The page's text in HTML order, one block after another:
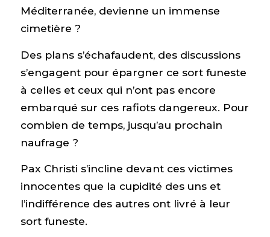
Méditerranée, devienne un immense
cimetière ?
Des plans s’échafaudent, des discussions
s’engagent pour épargner ce sort funeste
à celles et ceux qui n’ont pas encore
embarqué sur ces rafiots dangereux. Pour
combien de temps, jusqu’au prochain
naufrage ?
Pax Christi s’incline devant ces victimes
innocentes que la cupidité des uns et
l’indifférence des autres ont livré à leur
sort funeste.